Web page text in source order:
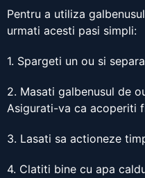
Pentru a utiliza
urmati acesti pasi simpli:
1. Spargeti un ou si
2. Masati galbenusul de
Asigurati-va ca acoperiti
3. Lasati sa actioneze
4. Clatiti bine cu apa